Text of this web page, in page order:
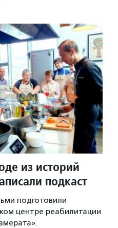
из историй
подкаст
подготовили
центре реабилитации